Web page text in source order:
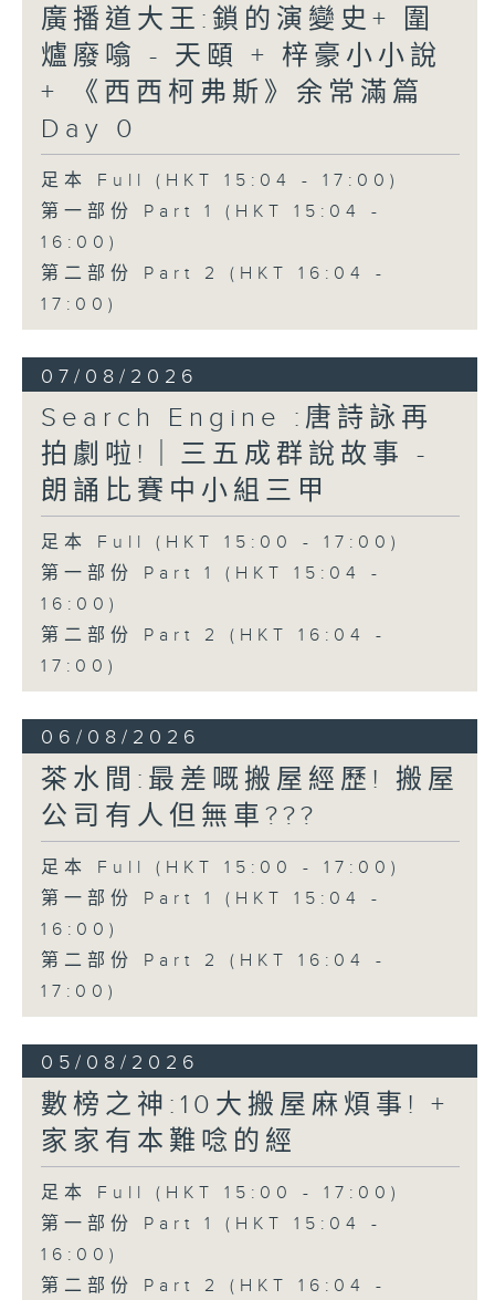
廣播道大王:鎖的演變史+ 圍
爐廢噏 - 天頤 + 梓豪小小說
+ 《西西柯弗斯》余常滿篇
Day 0
足本 Full (HKT 15:04 - 17:00)
第一部份 Part 1 (HKT 15:04 -
16:00)
第二部份 Part 2 (HKT 16:04 -
17:00)
07/08/2026
Search Engine :唐詩詠再
拍劇啦!｜三五成群說故事 -
朗誦比賽中小組三甲
足本 Full (HKT 15:00 - 17:00)
第一部份 Part 1 (HKT 15:04 -
16:00)
第二部份 Part 2 (HKT 16:04 -
17:00)
06/08/2026
茶水間:最差嘅搬屋經歷! 搬屋
公司有人但無車???
足本 Full (HKT 15:00 - 17:00)
第一部份 Part 1 (HKT 15:04 -
16:00)
第二部份 Part 2 (HKT 16:04 -
17:00)
05/08/2026
數榜之神:10大搬屋麻煩事! +
家家有本難唸的經
足本 Full (HKT 15:00 - 17:00)
第一部份 Part 1 (HKT 15:04 -
16:00)
第二部份 Part 2 (HKT 16:04 -